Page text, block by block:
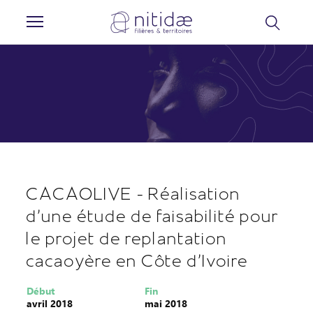
CACAOLIVE - Réalisation
d’une étude de faisabilité pour
le projet de replantation
cacaoyère en Côte d’Ivoire
Début
avril 2018
Fin
mai 2018
Panneau de gestion des cookies